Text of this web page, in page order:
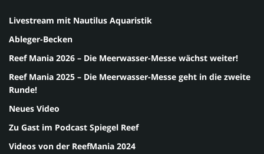
Livestream mit Nautilus Aquaristik
Ableger-Becken
Reef Mania 2026 – Die Meerwasser-Messe wächst weiter!
Reef Mania 2025 – Die Meerwasser-Messe geht in die zweite
Runde!
Neues Video
Zu Gast im Podcast Spiegel Reef
Videos von der ReefMania 2024